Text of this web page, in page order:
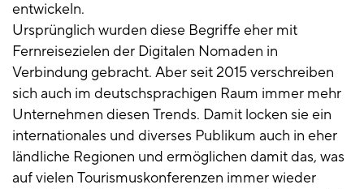
entwickeln.
Ursprünglich wurden diese Begriffe eher mit
Fernreisezielen der Digitalen Nomaden in
Verbindung gebracht. Aber seit 2015 verschreiben
sich auch im deutschsprachigen Raum immer mehr
Unternehmen diesen Trends. Damit locken sie ein
internationales und diverses Publikum auch in eher
ländliche Regionen und ermöglichen damit das, was
auf vielen Tourismuskonferenzen immer wieder